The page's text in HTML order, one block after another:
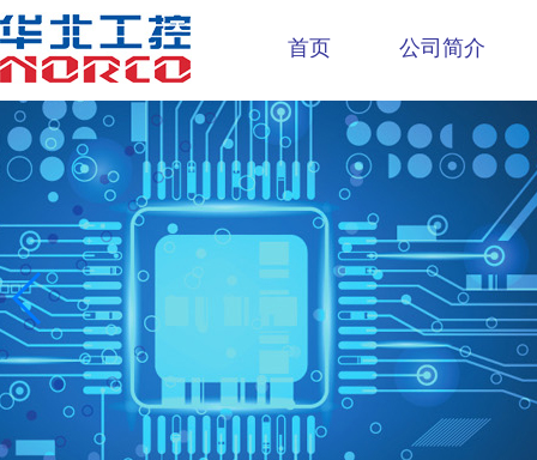
首页 公司简介